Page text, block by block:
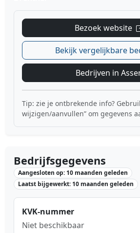
Bezoek website
Bekijk vergelijkbare
Bedrijven in
Tip: zie je ontbrekende info?
wijzigen/aanvullen” om gegevens
Bedrijfsgegevens
Aangesloten op: 10 maanden geleden
Laatst bijgewerkt: 10 maanden geleden
KVK-nummer
Niet beschikbaar